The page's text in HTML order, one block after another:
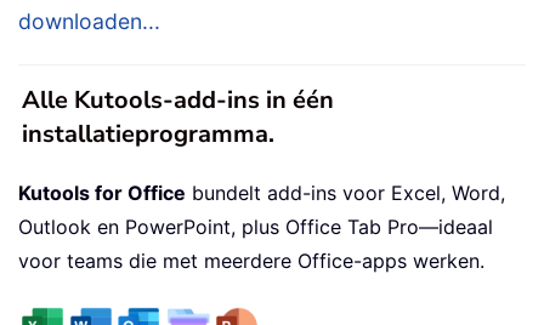
downloaden...
Alle Kutools-add-ins in één
installatieprogramma.
Kutools for Office bundelt add-ins voor Excel, Word,
Outlook en PowerPoint, plus Office Tab Pro—ideaal
voor teams die met meerdere Office-apps werken.